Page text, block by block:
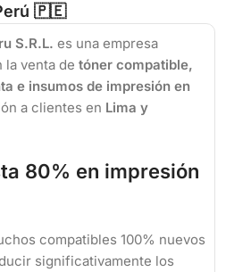
🇵🇪
S.R.L. es una empresa
la venta de tóner compatible,
e insumos de impresión en
a clientes en Lima y
80% en impresión
compatibles 100% nuevos
significativamente los